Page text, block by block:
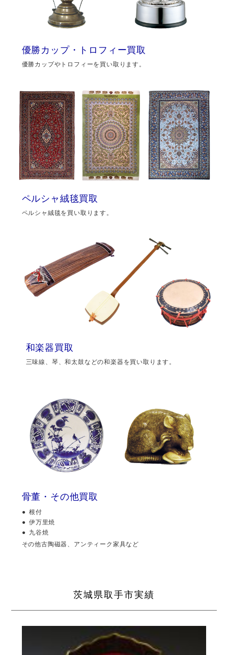
優勝カップ・トロフィー買取
優勝カップやトロフィーを買い取ります。
ペルシャ絨毯買取
ペルシャ絨毯を買い取ります。
和楽器買取
三味線、琴、和太鼓などの和楽器を買い取ります。
骨董・その他買取
根付
伊万里焼
九谷焼
その他古陶磁器、アンティーク家具など
茨城県取手市実績